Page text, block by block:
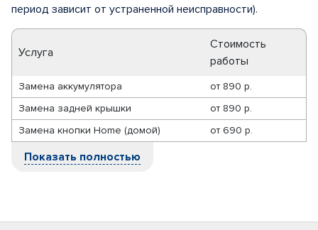
период зависит от устраненной неисправности).
Услуга
Стоимость
работы
Замена аккумулятора от 890 р.
Замена задней крышки
от 890 р.
Замена кнопки Home (домой)
от 690 р.
Показать полностью